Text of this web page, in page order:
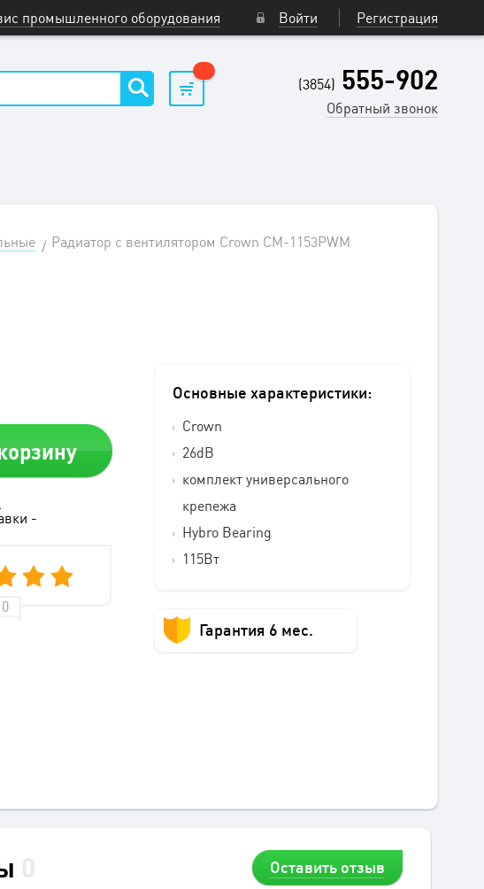
промышленного оборудования Войти Регистрация
(3854) 555-902
Обратный звонок
Радиатор с вентилятором Crown CM-1153PWM
-
Основные характеристики:
Crown
26dB
комплект универсального
крепежа
Hybro Bearing
115Вт
Гарантия 6 мес.
Оставить отзыв